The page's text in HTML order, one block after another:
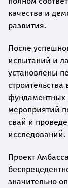
качества и
развития.
После
испытаний и
установлены
фундаментных
мероприятий
свай и
исследований.
Проект
значительно